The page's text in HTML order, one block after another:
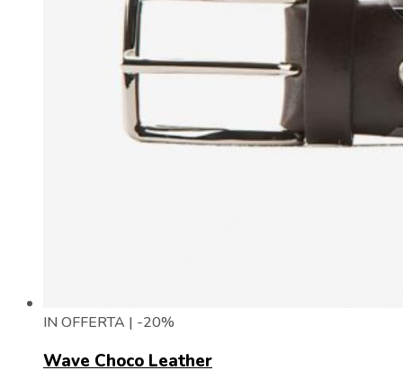
IN OFFERTA | -20%
Wave Choco Leather